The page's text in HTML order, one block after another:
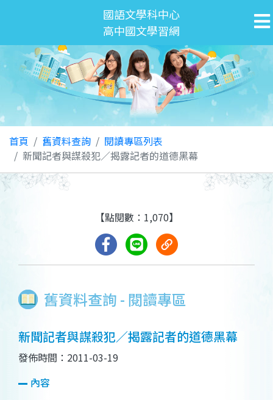
國語文學科中心
高中國文學習網
首頁 舊資料查詢
閱讀專區列表
新聞記者與謀殺犯／揭露記者的道德黑幕
舊資料查詢 - 閱讀專區
【點閱數：1,070】
新聞記者與謀殺犯／揭露記者的道德黑幕
發佈時間：2011-03-19
內容